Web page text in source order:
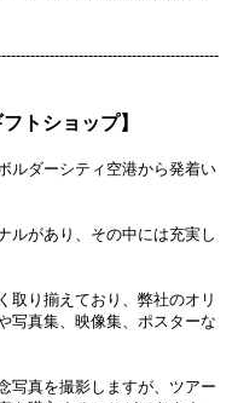
トショップ】
ルダーシティ空港から発着い
ルがあり、その中には充実し
取り揃えており、弊社のオリ
写真集、映像集、ポスターな
写真を撮影しますが、ツアー